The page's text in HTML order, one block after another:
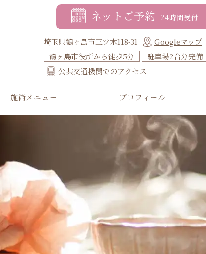
ネットご予約 24時間受付
埼玉県鶴ヶ島市三ツ木118-31
Googleマップ
鶴ヶ島市役所から徒歩5分
駐車場2台分完備
公共交通機関でのアクセス
施術メニュー プロフィール